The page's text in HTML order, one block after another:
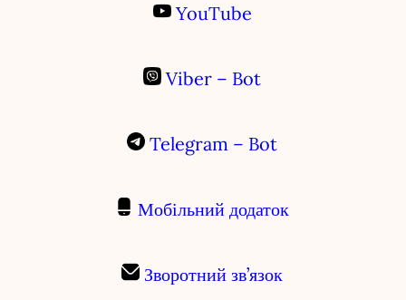
YouTube
Viber – Bot
Telegram – Bot
Мобільний додаток
Зворотний зв’язок